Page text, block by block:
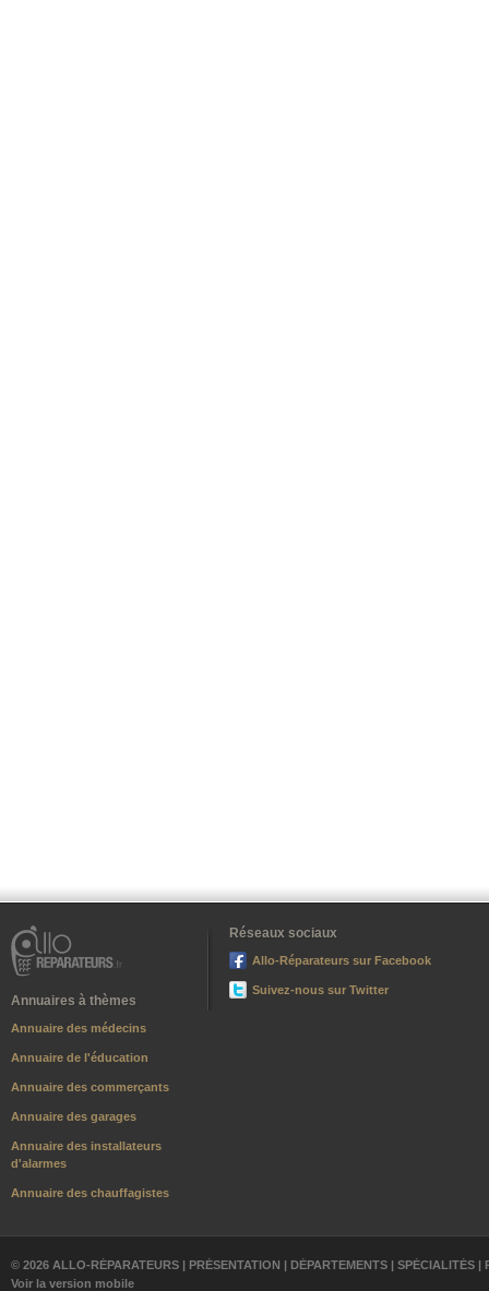
Annuaires à thèmes
Annuaire des médecins
Annuaire de l'éducation
Annuaire des commerçants
Annuaire des garages
Annuaire des installateurs
d'alarmes
Annuaire des chauffagistes
Réseaux sociaux
Allo-Réparateurs sur Facebook
Suivez-nous sur Twitter
© 2026 ALLO-RÉPARATEURS | PRÉSENTATION | DÉPARTEMENTS | SPÉCIALITÉS |
Voir la version mobile